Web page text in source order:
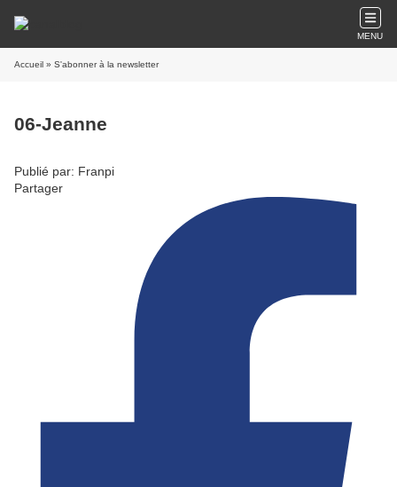
MENU
Accueil » S'abonner à la newsletter
06-Jeanne
Publié par: Franpi
Partager